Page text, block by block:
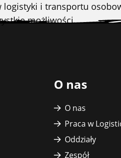
i transportu
możliwości.
O nas
O nas
Praca w
Oddziały
Zespół